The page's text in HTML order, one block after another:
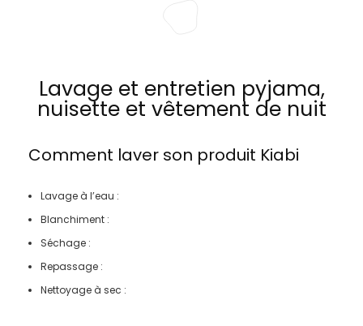
Lavage et entretien pyjama,
nuisette et vêtement de nuit
Comment laver son produit Kiabi
Lavage à l’eau :
Blanchiment :
Séchage :
Repassage :
Nettoyage à sec :